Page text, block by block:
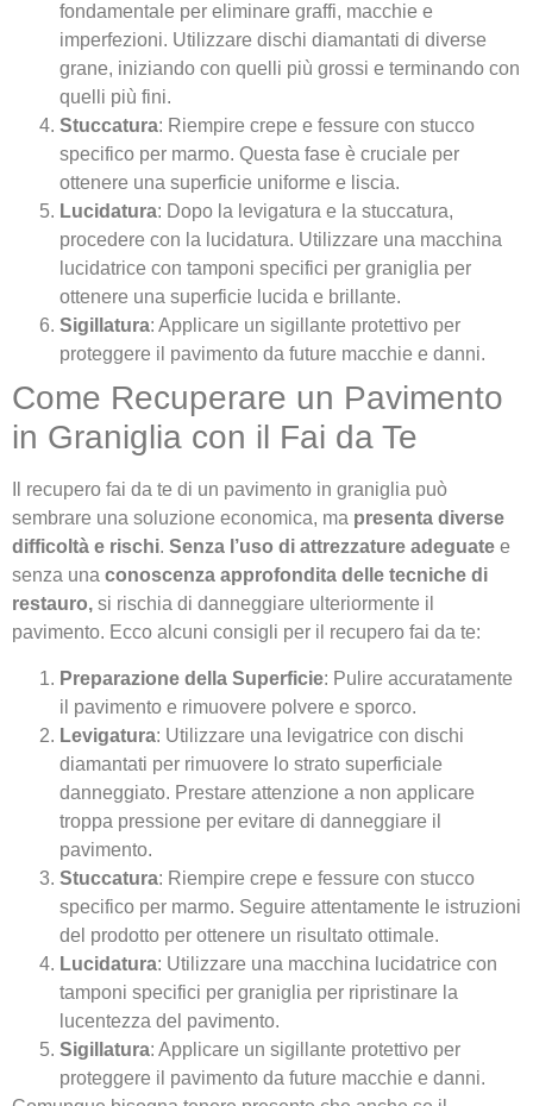
fondamentale per eliminare graffi, macchie e
imperfezioni. Utilizzare dischi diamantati di diverse
grane, iniziando con quelli più grossi e terminando con
quelli più fini.
Stuccatura: Riempire crepe e fessure con stucco
specifico per marmo. Questa fase è cruciale per
ottenere una superficie uniforme e liscia.
Lucidatura: Dopo la levigatura e la stuccatura,
procedere con la lucidatura. Utilizzare una macchina
lucidatrice con tamponi specifici per graniglia per
ottenere una superficie lucida e brillante.
Sigillatura: Applicare un sigillante protettivo per
proteggere il pavimento da future macchie e danni.
Come Recuperare un Pavimento
in Graniglia con il Fai da Te
Il recupero fai da te di un pavimento in graniglia può
sembrare una soluzione economica, ma presenta diverse
difficoltà e rischi. Senza l’uso di attrezzature adeguate e
senza una conoscenza approfondita delle tecniche di
restauro, si rischia di danneggiare ulteriormente il
pavimento. Ecco alcuni consigli per il recupero fai da te:
Preparazione della Superficie: Pulire accuratamente
il pavimento e rimuovere polvere e sporco.
Levigatura: Utilizzare una levigatrice con dischi
diamantati per rimuovere lo strato superficiale
danneggiato. Prestare attenzione a non applicare
troppa pressione per evitare di danneggiare il
pavimento.
Stuccatura: Riempire crepe e fessure con stucco
specifico per marmo. Seguire attentamente le istruzioni
del prodotto per ottenere un risultato ottimale.
Lucidatura: Utilizzare una macchina lucidatrice con
tamponi specifici per graniglia per ripristinare la
lucentezza del pavimento.
Sigillatura: Applicare un sigillante protettivo per
proteggere il pavimento da future macchie e danni.